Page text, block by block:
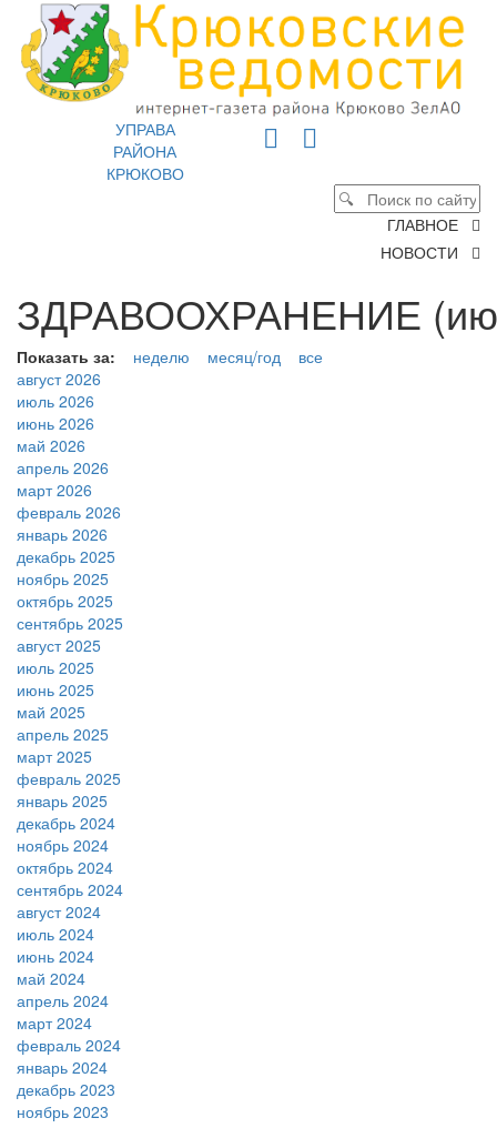
УПРАВА
РАЙОНА
КРЮКОВО
ГЛАВНОЕ
НОВОСТИ
ЗДРАВООХРАНЕНИЕ
Показать за: неделю месяц/год
все
август 2026
июль 2026
июнь 2026
май 2026
апрель 2026
март 2026
февраль 2026
январь 2026
декабрь 2025
ноябрь 2025
октябрь 2025
сентябрь 2025
август 2025
июль 2025
июнь 2025
май 2025
апрель 2025
март 2025
февраль 2025
январь 2025
декабрь 2024
ноябрь 2024
октябрь 2024
сентябрь 2024
август 2024
июль 2024
июнь 2024
май 2024
апрель 2024
март 2024
февраль 2024
январь 2024
декабрь 2023
ноябрь 2023